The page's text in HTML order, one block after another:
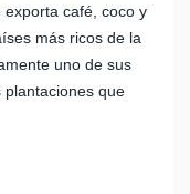
café, coco y
más ricos de la
uno de sus
plantaciones que